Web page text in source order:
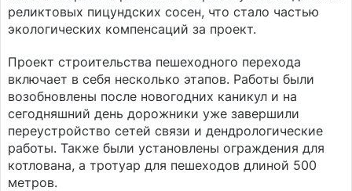
реликтовых пицундских сосен, что стало частью
экологических компенсаций за проект.
Проект строительства пешеходного перехода
включает в себя несколько этапов. Работы были
возобновлены после новогодних каникул и на
сегодняшний день дорожники уже завершили
переустройство сетей связи и дендрологические
работы. Также были установлены ограждения для
котлована, а тротуар для пешеходов длиной 500
метров.